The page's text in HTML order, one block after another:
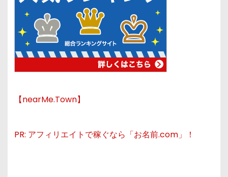
【nearMe.Town】
PR: アフィリエイトで稼ぐなら「お名前.com」！